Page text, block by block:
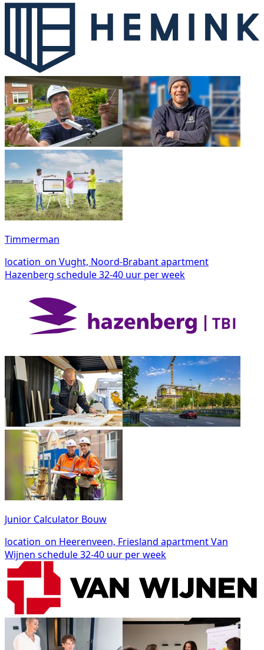
Timmerman
location_on Vught, Noord-Brabantapartment
Hazenberg schedule32-40 uur per week
Junior Calculator Bouw
location_on Heerenveen, Friesland apartmentVan
Wijnen schedule32-40 uur per week